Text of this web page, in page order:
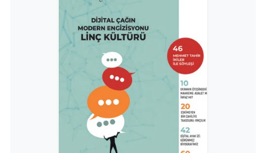
Muş Müftülüğü
Nevşehir Müftülüğü
Niğde Müftülüğü
Ordu Müftülüğü
Osmaniye Müftülüğü